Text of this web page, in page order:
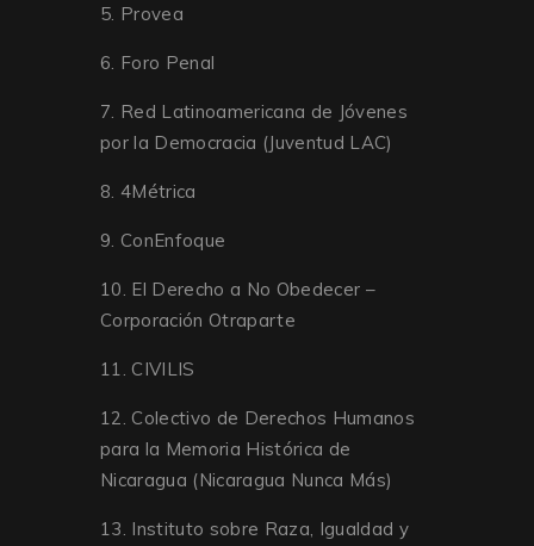
5. Provea
6. Foro Penal
7. Red Latinoamericana de Jóvenes
por la Democracia (Juventud LAC)
8. 4Métrica
9. ConEnfoque
10. El Derecho a No Obedecer –
Corporación Otraparte
11. CIVILIS
12. Colectivo de Derechos Humanos
para la Memoria Histórica de
Nicaragua (Nicaragua Nunca Más)
13. Instituto sobre Raza, Igualdad y